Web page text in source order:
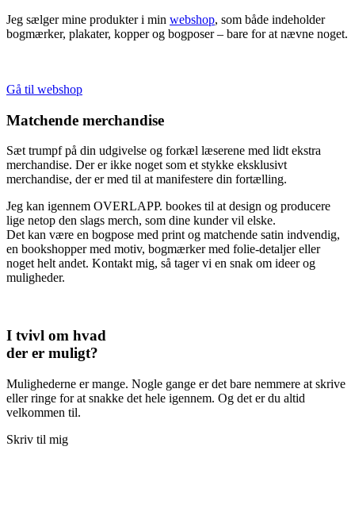
Jeg sælger mine produkter i min webshop, som både indeholder
bogmærker, plakater, kopper og bogposer – bare for at nævne noget.
Gå til webshop
Matchende merchandise
Sæt trumpf på din udgivelse og forkæl læserene med lidt ekstra
merchandise. Der er ikke noget som et stykke eksklusivt
merchandise, der er med til at manifestere din fortælling.
Jeg kan igennem OVERLAPP. bookes til at design og producere
lige netop den slags merch, som dine kunder vil elske.
Det kan være en bogpose med print og matchende satin indvendig,
en bookshopper med motiv, bogmærker med folie-detaljer eller
noget helt andet. Kontakt mig, så tager vi en snak om ideer og
muligheder.
I tvivl om hvad
der er muligt?
Mulighederne er mange. Nogle gange er det bare nemmere at skrive
eller ringe for at snakke det hele igennem. Og det er du altid
velkommen til.
Skriv til mig